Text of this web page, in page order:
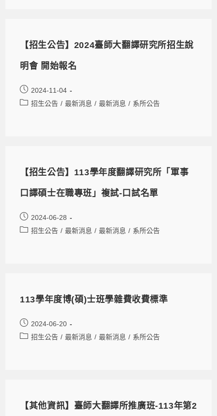
【招生公告】2024臺師大翻譯研究所招生說
明會 開始報名
2024-11-04
招生公告 / 最新消息 / 最新消息 / 系所公告
【招生公告】113學年度翻譯研究所「軍事
口譯碩士在職專班」複試-口試名單
2024-06-28
招生公告 / 最新消息 / 最新消息 / 系所公告
113學年度博(碩)士班學雜費收費標準
2024-06-20
招生公告 / 最新消息 / 最新消息 / 系所公告
【其他資訊】臺師大翻譯所推廣班-113年第2